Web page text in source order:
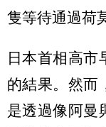
隻等待通過荷
日本首相高市
的結果。然而
是透過像阿曼